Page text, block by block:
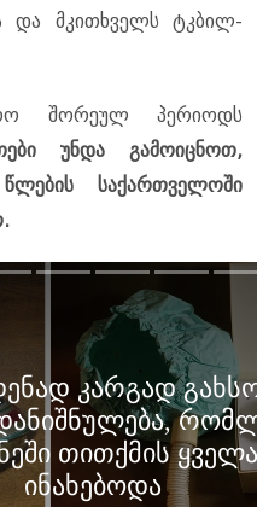
და მკითხველს ტკბილ-
შორეულ პერიოდს
უნდა გამოიცნოთ,
საქართველოში